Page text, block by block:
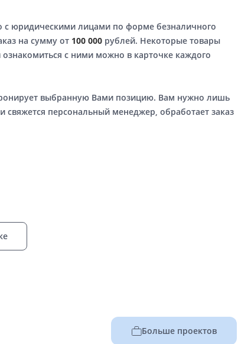
с юридическими лицами по форме безналичного
на сумму от 100 000рублей. Некоторые товары
с ними можно в карточке каждого
выбранную Вами позицию. Вам нужно лишь
свяжется персональный менеджер, обработает заказ
Больше проектов